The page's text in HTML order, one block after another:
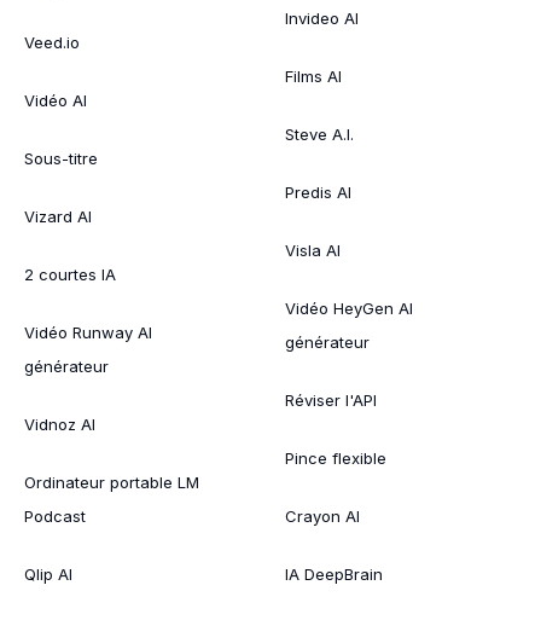
Veed.io
Vidéo AI
Sous-titre
Vizard AI
2 courtes IA
Vidéo Runway AI
générateur
Vidnoz AI
Ordinateur portable LM
Podcast
Qlip AI
Invideo AI
Films AI
Steve A.I.
Predis AI
Visla AI
Vidéo HeyGen AI
générateur
Réviser l'API
Pince flexible
Crayon AI
IA DeepBrain